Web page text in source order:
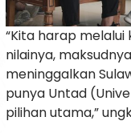
“Kita harap
nilainya,
meninggalkan
punya Untad
pilihan utama,”